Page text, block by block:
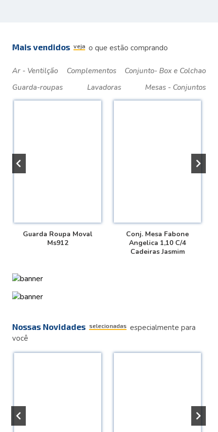
Mais vendidos veja o que estão comprando
Ar - Ventilção Complementos
Conjunto- Box e Colchao
Guarda-roupas
Lavadoras Mesas - Conjuntos
Guarda Roupa Moval
Ms912
Conj. Mesa Fabone
Angelica 1,10 C/4
Cadeiras Jasmim
Nossas Novidades selecionadas especialmente para
você